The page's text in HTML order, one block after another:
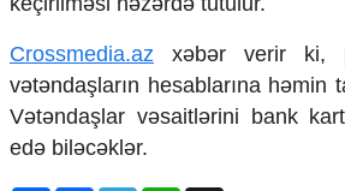
Podcast
Humanitar
Elm və təhsil
Mədəniyyət
Diaspor
Crossmedia.az xəbər verir ki,
vətəndaşların hesablarına həmin
Vətəndaşlar vəsaitlərini bank
edə biləcəklər.